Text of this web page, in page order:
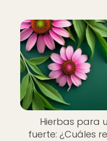
Hierbas para
fuerte: ¿Cuáles